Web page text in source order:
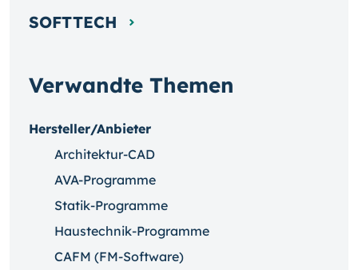
Verwandte Themen
Hersteller/Anbieter
Architektur-CAD
AVA-Programme
Statik-Programme
Haustechnik-Programme
CAFM (FM-Software)
SOFTTECH